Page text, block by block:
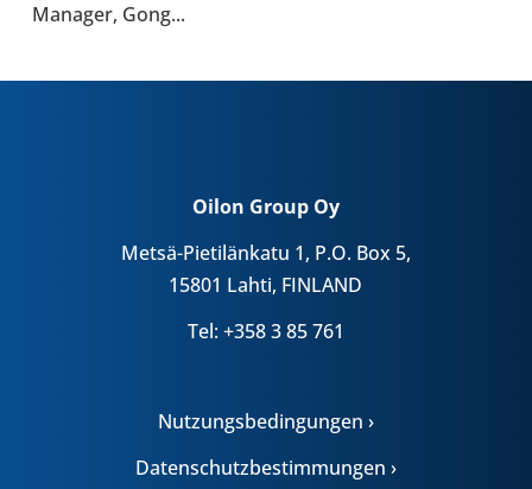
Manager, Gong...
Oilon Group Oy
Metsä-Pietilänkatu 1, P.O. Box 5,
15801 Lahti, FINLAND
Tel: +358 3 85 761
Nutzungsbedingungen ›
Datenschutzbestimmungen ›